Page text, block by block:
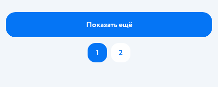
Показать ещё
1 2